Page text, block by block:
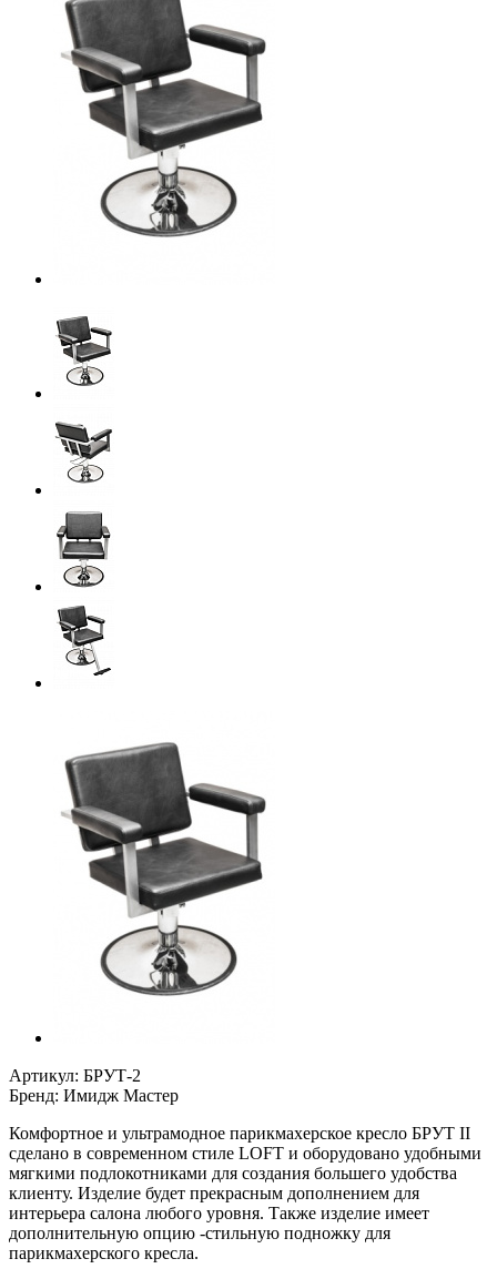
Артикул: БРУТ-2
Бренд: Имидж Мастер
Комфортное и ультрамодное парикмахерское кресло БРУТ II
сделано в современном стиле LOFT и оборудовано удобными
мягкими подлокотниками для создания большего удобства
клиенту. Изделие будет прекрасным дополнением для
интерьера салона любого уровня. Также изделие имеет
дополнительную опцию -стильную подножку для
парикмахерского кресла.